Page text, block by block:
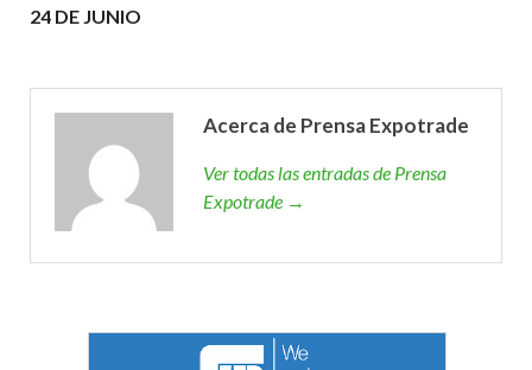
24 DE JUNIO
Acerca de Prensa Expotrade
Ver todas las entradas de Prensa
Expotrade →